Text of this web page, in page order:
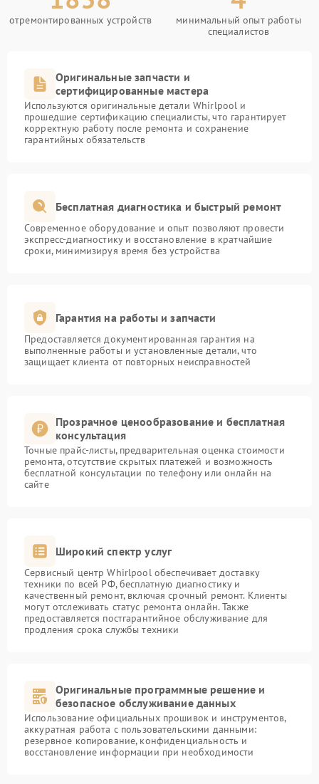
отремонтированных устройств
минимальный опыт работы
специалистов
Оригинальные запчасти и
сертифицированные мастера
Используются оригинальные детали Whirlpool и
прошедшие сертификацию специалисты, что гарантирует
корректную работу после ремонта и сохранение
гарантийных обязательств
Бесплатная диагностика и быстрый ремонт
Современное оборудование и опыт позволяют провести
экспресс-диагностику и восстановление в кратчайшие
сроки, минимизируя время без устройства
Гарантия на работы и запчасти
Предоставляется документированная гарантия на
выполненные работы и установленные детали, что
защищает клиента от повторных неисправностей
Прозрачное ценообразование и бесплатная
консультация
Точные прайс-листы, предварительная оценка стоимости
ремонта, отсутствие скрытых платежей и возможность
бесплатной консультации по телефону или онлайн на
сайте
Широкий спектр услуг
Сервисный центр Whirlpool обеспечивает доставку
техники по всей РФ, бесплатную диагностику и
качественный ремонт, включая срочный ремонт. Клиенты
могут отслеживать статус ремонта онлайн. Также
предоставляется постгарантийное обслуживание для
продления срока службы техники
Оригинальные программные решение и
безопасное обслуживание данных
Использование официальных прошивок и инструментов,
аккуратная работа с пользовательскими данными:
резервное копирование, конфиденциальность и
восстановление информации при необходимости